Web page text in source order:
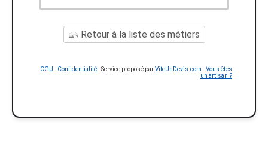
Retour à la liste des métiers
CGU - Confidentialité- Service proposé parViteUnDevis.com -Vous êtes
un artisan ?